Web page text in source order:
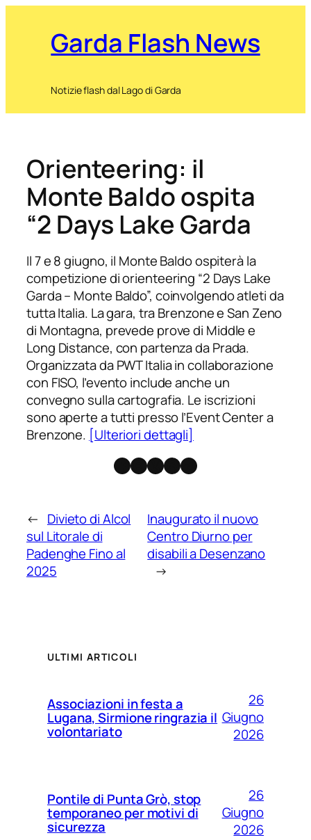
Garda Flash News
Notizie flash dal Lago di Garda
Orienteering: il
Monte Baldo ospita
“2 Days Lake Garda
Il 7 e 8 giugno, il Monte Baldo ospiterà la
competizione di orienteering “2 Days Lake
Garda – Monte Baldo”, coinvolgendo atleti da
tutta Italia. La gara, tra Brenzone e San Zeno
di Montagna, prevede prove di Middle e
Long Distance, con partenza da Prada.
Organizzata da PWT Italia in collaborazione
con FISO, l’evento include anche un
convegno sulla cartografia. Le iscrizioni
sono aperte a tutti presso l’Event Center a
Brenzone. [Ulteriori dettagli]
Facebook
Instagram
X Threads
Telegram
← Divieto di Alcol
sul Litorale di
Padenghe Fino al
2025
Inaugurato il nuovo
Centro Diurno per
disabili a Desenzano
→
ULTIMI ARTICOLI
Associazioni in festa a
Lugana, Sirmione ringrazia il
volontariato
26
Giugno
2026
Pontile di Punta Grò, stop
temporaneo per motivi di
sicurezza
26
Giugno
2026